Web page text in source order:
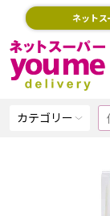
ネットス
カテゴリー